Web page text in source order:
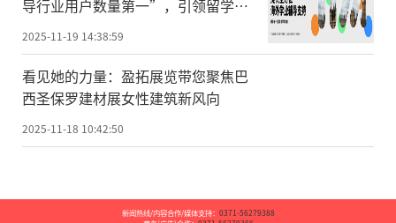
导行业用户数量第一”，引领留学生
辅导赛道高速发展
2025-11-19 14:38:59
看见她的力量：盈拓展览带您聚焦巴
西圣保罗建材展女性建筑新风向
2025-11-18 10:42:50
新闻热线/内容合作/媒体支持： 0371-56279388